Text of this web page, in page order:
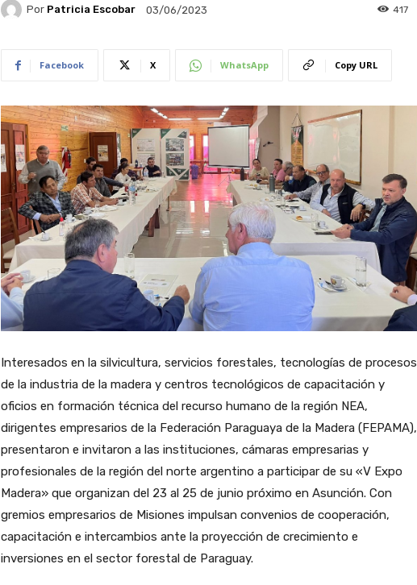
Por Patricia Escobar 03/06/2023 417
Facebook X WhatsApp Copy URL
Interesados en la silvicultura, servicios forestales, tecnologías de procesos
de la industria de la madera y centros tecnológicos de capacitación y
oficios en formación técnica del recurso humano de la región NEA,
dirigentes empresarios de la Federación Paraguaya de la Madera (FEPAMA),
presentaron e invitaron a las instituciones, cámaras empresarias y
profesionales de la región del norte argentino a participar de su «V Expo
Madera» que organizan del 23 al 25 de junio próximo en Asunción. Con
gremios empresarios de Misiones impulsan convenios de cooperación,
capacitación e intercambios ante la proyección de crecimiento e
inversiones en el sector forestal de Paraguay.